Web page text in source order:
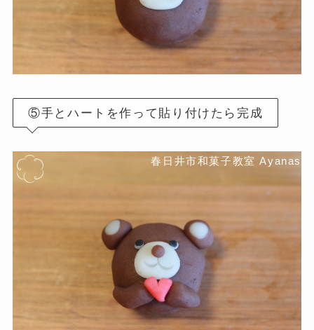
⑤手とハートを作って貼り付けたら完成